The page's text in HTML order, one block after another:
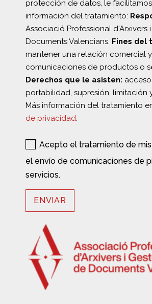
protección de datos, le
información del tratamiento:
Associació Professional d'Arxivers
Documents Valencians. Fines del
mantener una relación comercial
comunicaciones de productos o
Derechos que le asisten:
portabilidad, supresión, limitación
Más información del tratamiento
de privacidad.
Acepto el tratamiento de
el envío de comunicaciones de
servicios.